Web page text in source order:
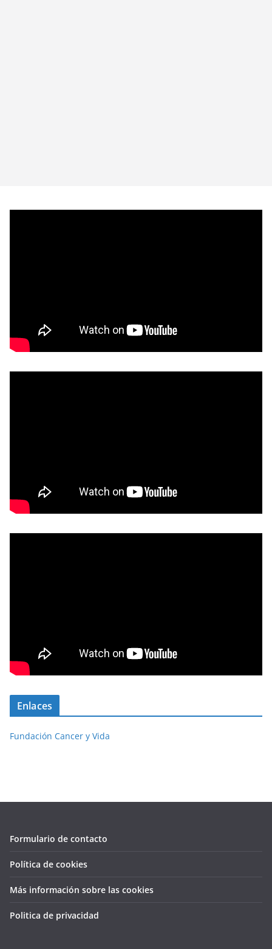
Enlaces
Fundación Cancer y Vida
Formulario de contacto
Política de cookies
Más información sobre las cookies
Politica de privacidad